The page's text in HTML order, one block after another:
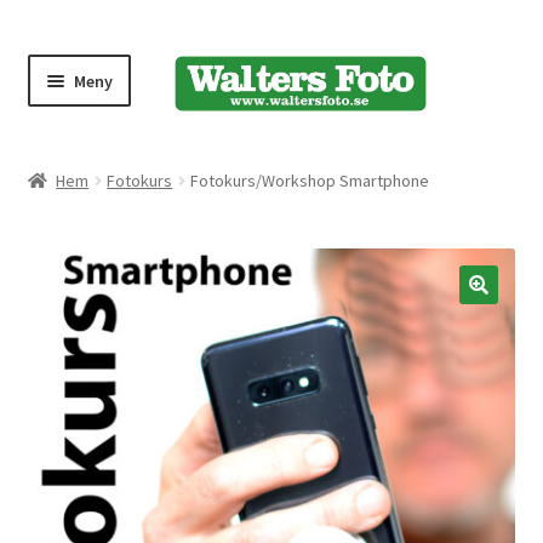
Meny
Bärremmar
Blixtar
Fjärrkontroller
Stativ
Hem Fotokurs Fotokurs/Workshop Smartphone
🔍